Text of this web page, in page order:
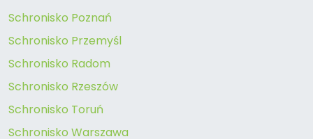
Schronisko Poznań
Schronisko Przemyśl
Schronisko Radom
Schronisko Rzeszów
Schronisko Toruń
Schronisko Warszawa